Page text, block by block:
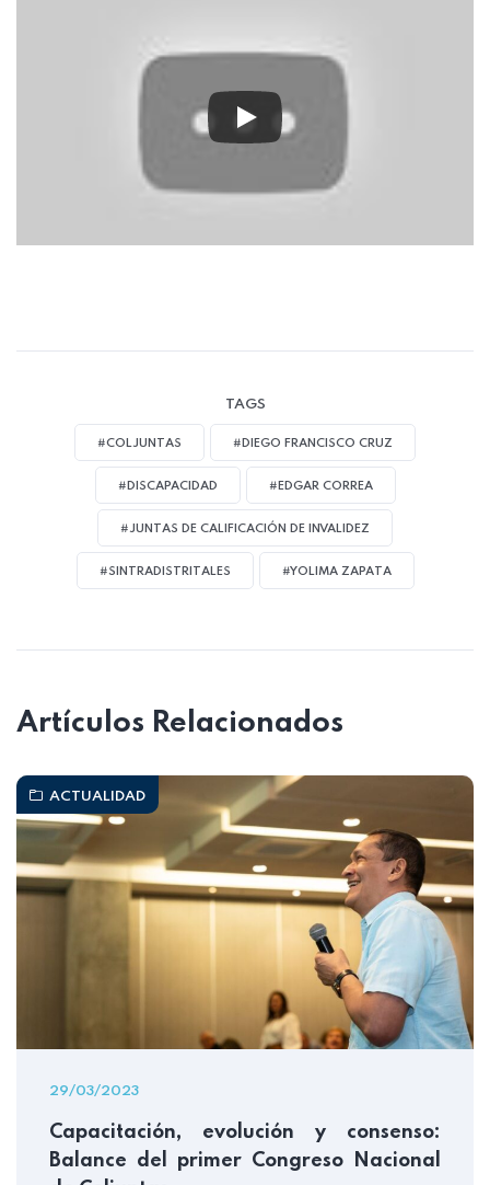
TAGS
#COLJUNTAS #DIEGO FRANCISCO CRUZ
#DISCAPACIDAD #EDGAR CORREA
#JUNTAS DE CALIFICACIÓN DE INVALIDEZ
#SINTRADISTRITALES #YOLIMA ZAPATA
Artículos Relacionados
ACTUALIDAD
29/03/2023
Capacitación, evolución y consenso:
Balance del primer Congreso Nacional